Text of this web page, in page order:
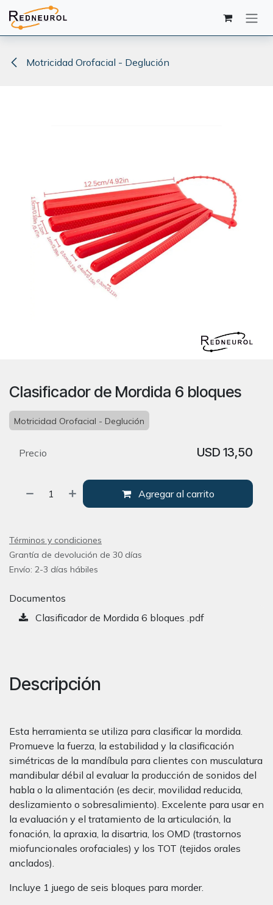
Ir al contenido
Motricidad Orofacial - Deglución
Clasificador de Mordida 6 bloques
Motricidad Orofacial - Deglución
Agregar al carrito
Precio USD 13,50
Términos y condiciones
Grantía de devolución de 30 días
Envío: 2-3 días hábiles
Documentos
Clasificador de Mordida 6 bloques .pdf
Descripción
Esta herramienta se utiliza para clasificar la mordida.
Promueve la fuerza, la estabilidad y la clasificación
simétricas de la mandíbula para clientes con musculatura
mandibular débil al evaluar la producción de sonidos del
habla o la alimentación (es decir, movilidad reducida,
deslizamiento o sobresalimiento). Excelente para usar en
la evaluación y el tratamiento de la articulación, la
fonación, la apraxia, la disartria, los OMD (trastornos
miofuncionales orofaciales) y los TOT (tejidos orales
anclados).
Incluye 1 juego de seis bloques para morder.